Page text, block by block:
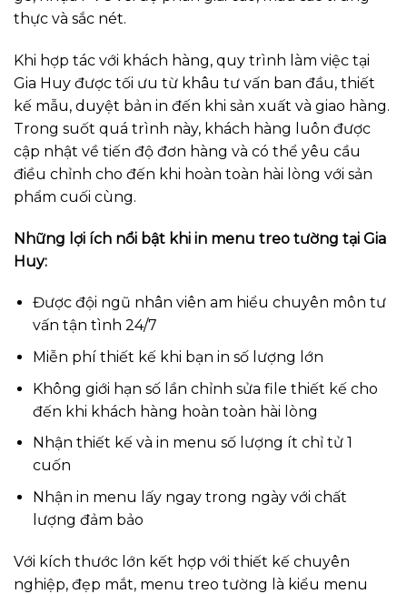
thực và sắc nét.
Khi hợp tác với khách hàng, quy trình làm việc tại
Gia Huy được tối ưu từ khâu tư vấn ban đầu, thiết
kế mẫu, duyệt bản in đến khi sản xuất và giao hàng.
Trong suốt quá trình này, khách hàng luôn được
cập nhật về tiến độ đơn hàng và có thể yêu cầu
điều chỉnh cho đến khi hoàn toàn hài lòng với sản
phẩm cuối cùng.
Những lợi ích nổi bật khi in menu treo tường tại Gia
Huy:
Được đội ngũ nhân viên am hiểu chuyên môn tư
vấn tận tình 24/7
Miễn phí thiết kế khi bạn in số lượng lớn
Không giới hạn số lần chỉnh sửa file thiết kế cho
đến khi khách hàng hoàn toàn hài lòng
Nhận thiết kế và in menu số lượng ít chỉ tử 1
cuốn
Nhận in menu lấy ngay trong ngày với chất
lượng đảm bảo
Với kích thước lớn kết hợp với thiết kế chuyên
nghiệp, đẹp mắt, menu treo tường là kiểu menu